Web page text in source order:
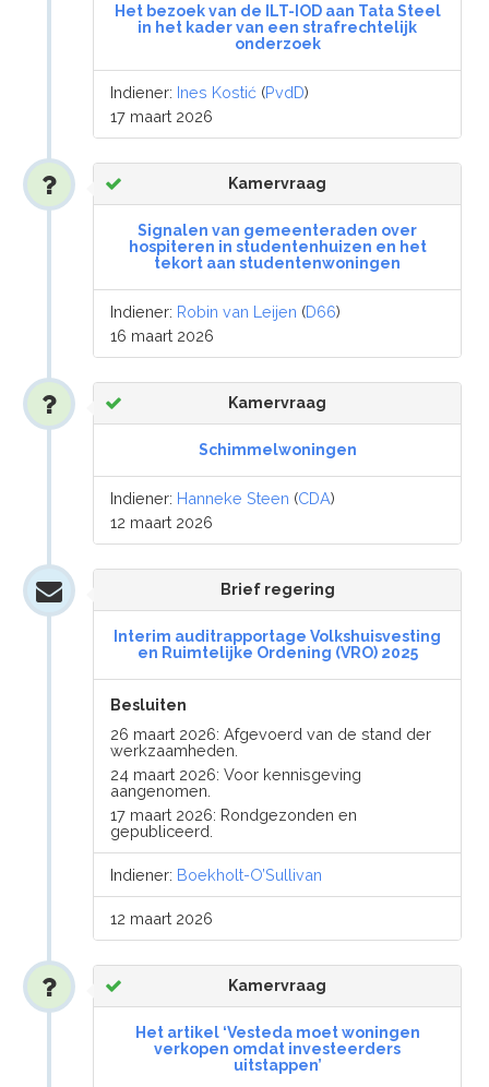
Het bezoek van de ILT-IOD aan Tata Steel
in het kader van een strafrechtelijk
onderzoek
Indiener: Ines Kostić (PvdD)
17 maart 2026
Kamervraag
Signalen van gemeenteraden over
hospiteren in studentenhuizen en het
tekort aan studentenwoningen
Indiener: Robin van Leijen (D66)
16 maart 2026
Kamervraag
Schimmelwoningen
Indiener: Hanneke Steen (CDA)
12 maart 2026
Brief regering
Interim auditrapportage Volkshuisvesting
en Ruimtelijke Ordening (VRO) 2025
Besluiten
26 maart 2026: Afgevoerd van de stand der
werkzaamheden.
24 maart 2026: Voor kennisgeving
aangenomen.
17 maart 2026: Rondgezonden en
gepubliceerd.
Indiener: Boekholt-O’Sullivan
12 maart 2026
Kamervraag
Het artikel ‘Vesteda moet woningen
verkopen omdat investeerders
uitstappen’